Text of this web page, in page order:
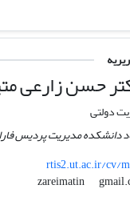
حسن زارعی
دولتی
دانشکده مدیریت پردیس
rtis2.ut.ac.ir/cv/